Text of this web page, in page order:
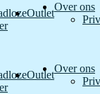
Outlet
Over ons
Outlet
Over ons